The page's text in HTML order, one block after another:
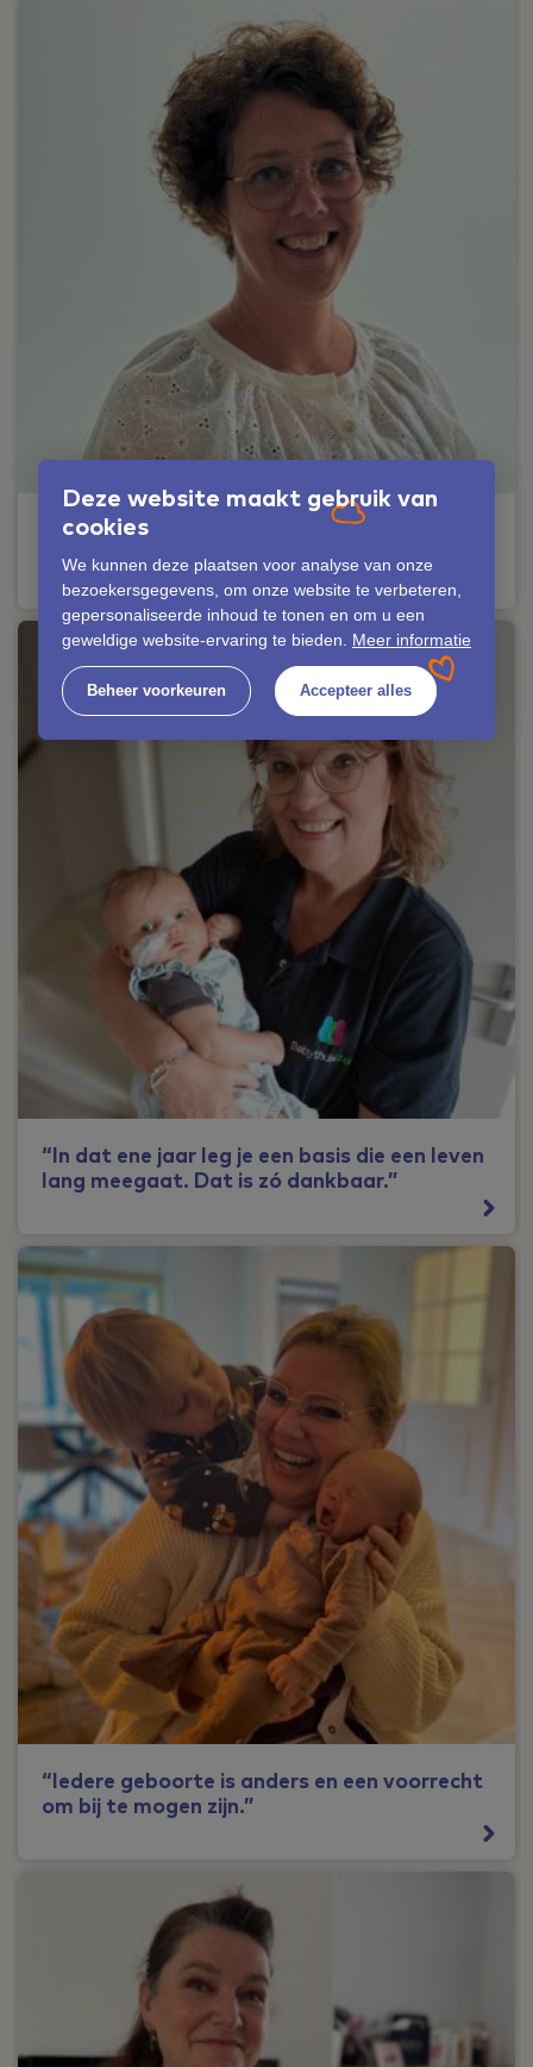
Deze website maakt gebruik van
cookies
We kunnen deze plaatsen voor analyse van onze
bezoekersgegevens, om onze website te verbeteren,
gepersonaliseerde inhoud te tonen en om u een
geweldige website-ervaring te bieden. Meer informatie
Beheer voorkeuren Accepteer alles
“Ik zie elk borstvoedingstraject als een
puzzel.”
“In dat ene jaar leg je een basis die een leven
lang meegaat. Dat is zó dankbaar.”
“Iedere geboorte is anders en een voorrecht
om bij te mogen zijn.”